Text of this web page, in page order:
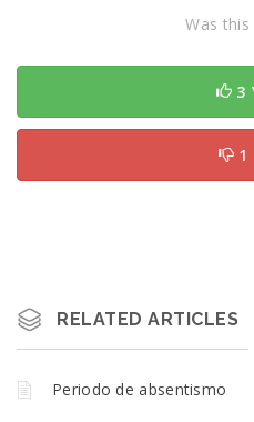
Was this
3
1
RELATED ARTICLES
Periodo de absentismo